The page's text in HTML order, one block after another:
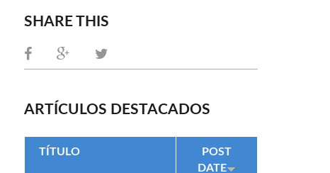
SHARE THIS
ARTÍCULOS DESTACADOS
TÍTULO
POST
DATE